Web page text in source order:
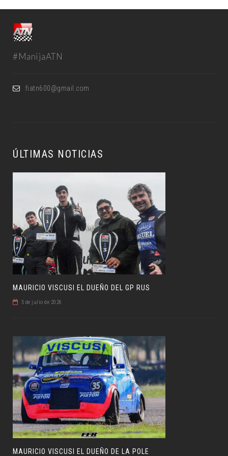
#ManijaATN
fiatn600@gmail.com
ÚLTIMAS NOTICIAS
MAURICIO VISCUSI EL DUEÑO DEL GP RUS
5 de julio de 2026
MAURICIO VISCUSI EL DUEÑO DE LA POLE